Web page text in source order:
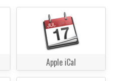
Apple iCal